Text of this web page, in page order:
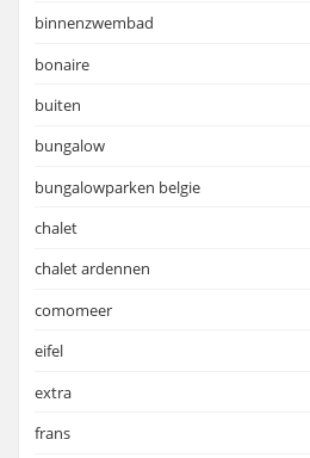
binnenzwembad
bonaire
buiten
bungalow
bungalowparken belgie
chalet
chalet ardennen
comomeer
eifel
extra
frans